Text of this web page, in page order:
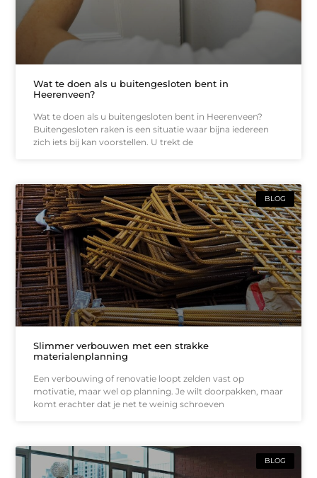
Wat te doen als u buitengesloten bent in
Heerenveen?
Wat te doen als u buitengesloten bent in Heerenveen?
Buitengesloten raken is een situatie waar bijna iedereen
zich iets bij kan voorstellen. U trekt de
BLOG
Slimmer verbouwen met een strakke
materialenplanning
Een verbouwing of renovatie loopt zelden vast op
motivatie, maar wel op planning. Je wilt doorpakken, maar
komt erachter dat je net te weinig schroeven
BLOG